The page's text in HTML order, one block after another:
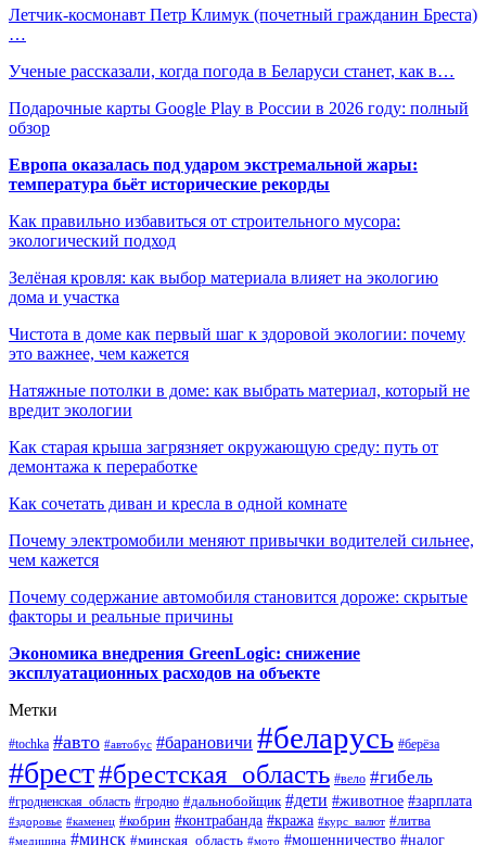
Летчик-космонавт Петр Климук (почетный гражданин Бреста)
…
Ученые рассказали, когда погода в Беларуси станет, как в…
Подарочные карты Google Play в России в 2026 году: полный
обзор
Европа оказалась под ударом экстремальной жары:
температура бьёт исторические рекорды
Как правильно избавиться от строительного мусора:
экологический подход
Зелёная кровля: как выбор материала влияет на экологию
дома и участка
Чистота в доме как первый шаг к здоровой экологии: почему
это важнее, чем кажется
Натяжные потолки в доме: как выбрать материал, который не
вредит экологии
Как старая крыша загрязняет окружающую среду: путь от
демонтажа к переработке
Как сочетать диван и кресла в одной комнате
Почему электромобили меняют привычки водителей сильнее,
чем кажется
Почему содержание автомобиля становится дороже: скрытые
факторы и реальные причины
Экономика внедрения GreenLogic: снижение
эксплуатационных расходов на объекте
Метки
#tochka #авто #автобус #барановичи #беларусь #берёза
#брест#брестская_область #вело #гибель
#гродненская_область #гродно #дальнобойщик #дети #животное #зарплата
#здоровье #каменец #кобрин #контрабанда #кража #курс_валют #литва
#медицина #минск #минская_область #мото #мошенничество #налог